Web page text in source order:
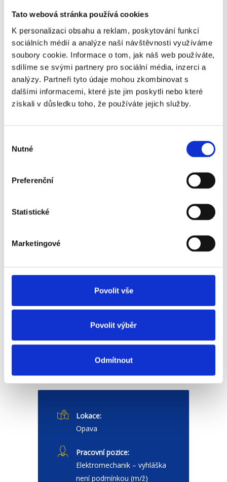
Tato webová stránka používá cookies
K personalizaci obsahu a reklam, poskytování funkcí
sociálních médií a analýze naší návštěvnosti využíváme
soubory cookie. Informace o tom, jak náš web používáte,
sdílíme se svými partnery pro sociální média, inzerci a
analýzy. Partneři tyto údaje mohou zkombinovat s
dalšími informacemi, které jste jim poskytli nebo které
získali v důsledku toho, že používáte jejich služby.
souhlasu
Nutné
Preferenční
Statistické
Marketingové
Povolit vše
Povolit výběr
Odmítnout
závodem (kvalita, údržba atd.),
obsluha strojovny chlazení a plynu.
Zaujala Vás tato příležitost? Pošlete nám
svůj životopis a o dalších podrobnostech
se pobavíme na osobní schůzce u nás v
kanceláři.
Opava
Doporučte pozici svým přátelům:
Facebook
Přehled nabídky
Lokace:
Opava
Pracovní pozice:
Elektromechanik – vyhláška
není podmínkou (m/ž)